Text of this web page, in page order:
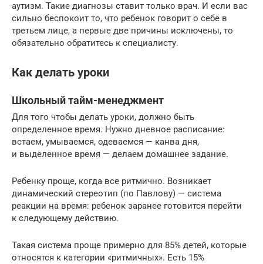
аутизм. Такие диагнозы ставит только врач. И если вас
сильно беспокоит то, что ребенок говорит о себе в
третьем лице, а первые две причины исключены, то
обязательно обратитесь к специалисту.
Как делать уроки
Школьный тайм-менеджмент
Для того чтобы делать уроки, должно быть
определенное время. Нужно дневное расписание:
встаем, умываемся, одеваемся — канва дня,
и выделенное время — делаем домашнее задание.
Ребенку проще, когда все ритмично. Возникает
динамический стереотип (по Павлову) — система
реакции на время: ребенок заранее готовится перейти
к следующему действию.
Такая система проще примерно для 85% детей, которые
относятся к категории «ритмичных». Есть 15%